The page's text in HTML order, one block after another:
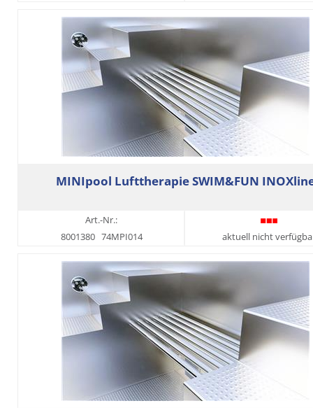
MINIpool Lufttherapie SWIM&FUN
Art.-Nr.:
8001380 74MPI014 aktuell nicht